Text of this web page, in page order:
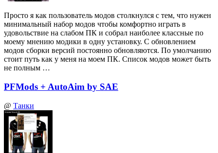
Просто я как пользователь модов столкнулся с тем, что нужен
минимальный набор модов чтобы комфортно играть в
удовольствие на слабом ПК и собрал наиболее классные по
моему мнению модики в одну установку. С обновлением
модов сборки версий постоянно обновляются. По умолчанию
стоит путь как у меня на моем ПК. Список модов может быть
не полным …
PFMods + AutoAim by SAE
@ Танки